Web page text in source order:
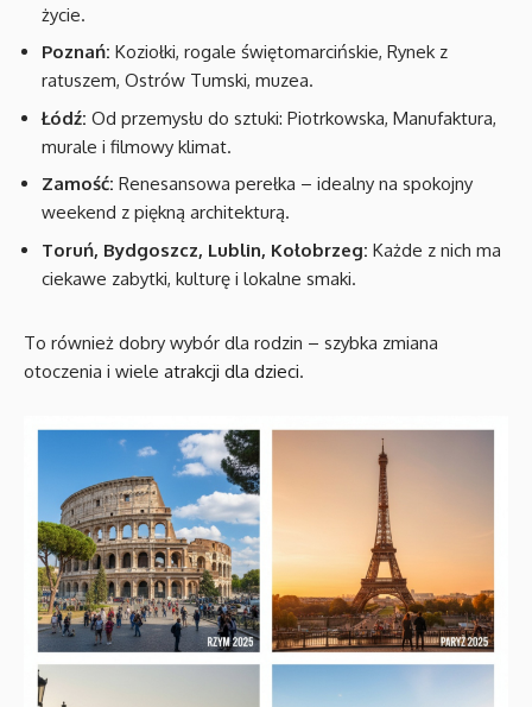
życie.
Poznań: Koziołki, rogale świętomarcińskie, Rynek z
ratuszem, Ostrów Tumski, muzea.
Łódź: Od przemysłu do sztuki: Piotrkowska, Manufaktura,
murale i filmowy klimat.
Zamość: Renesansowa perełka – idealny na spokojny
weekend z piękną architekturą.
Toruń, Bydgoszcz, Lublin, Kołobrzeg: Każde z nich ma
ciekawe zabytki, kulturę i lokalne smaki.
To również dobry wybór dla rodzin – szybka zmiana
otoczenia i wiele atrakcji dla dzieci.